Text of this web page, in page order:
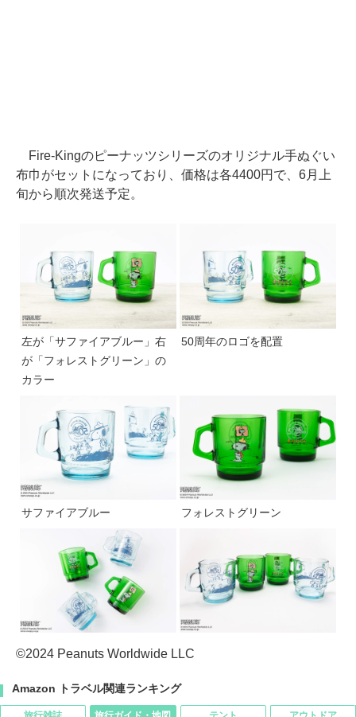
Fire-Kingのピーナッツシリーズのオリジナル手ぬぐい
布巾がセットになっており、価格は各4400円で、6月上
旬から順次発送予定。
左が「サファイアブルー」右
が「フォレストグリーン」の
カラー
50周年のロゴを配置
サファイアブルー フォレストグリーン
©2024 Peanuts Worldwide LLC
Amazon トラベル関連ランキング